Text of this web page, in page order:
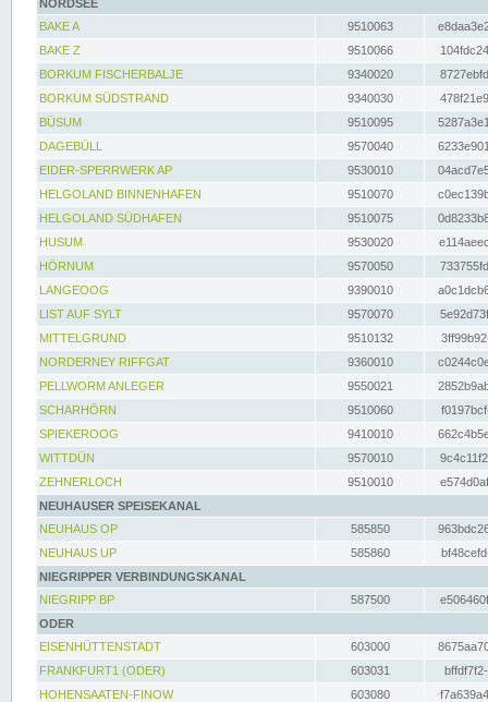
NORDSEE
BAKE A
9510063
BAKE Z
9510066
BORKUM FISCHERBALJE
9340020
BORKUM SÜDSTRAND
9340030
BÜSUM
9510095
DAGEBÜLL
9570040
EIDER-SPERRWERK AP
9530010
HELGOLAND BINNENHAFEN
9510070
HELGOLAND SÜDHAFEN
9510075
HUSUM
9530020
HÖRNUM
9570050
LANGEOOG
9390010
LIST AUF SYLT
9570070
MITTELGRUND
9510132
NORDERNEY RIFFGAT
9360010
PELLWORM ANLEGER
9550021
SCHARHÖRN
9510060
SPIEKEROOG
9410010
WITTDÜN
9570010
ZEHNERLOCH
9510010
NEUHAUSER SPEISEKANAL
NEUHAUS OP
585850
NEUHAUS UP
585860
NIEGRIPPER VERBINDUNGSKANAL
NIEGRIPP BP
587500
ODER
EISENHÜTTENSTADT
603000
FRANKFURT1 (ODER)
603031
HOHENSAATEN-FINOW
603080